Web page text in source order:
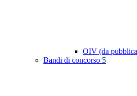
OIV (da
Bandi di concorso 5